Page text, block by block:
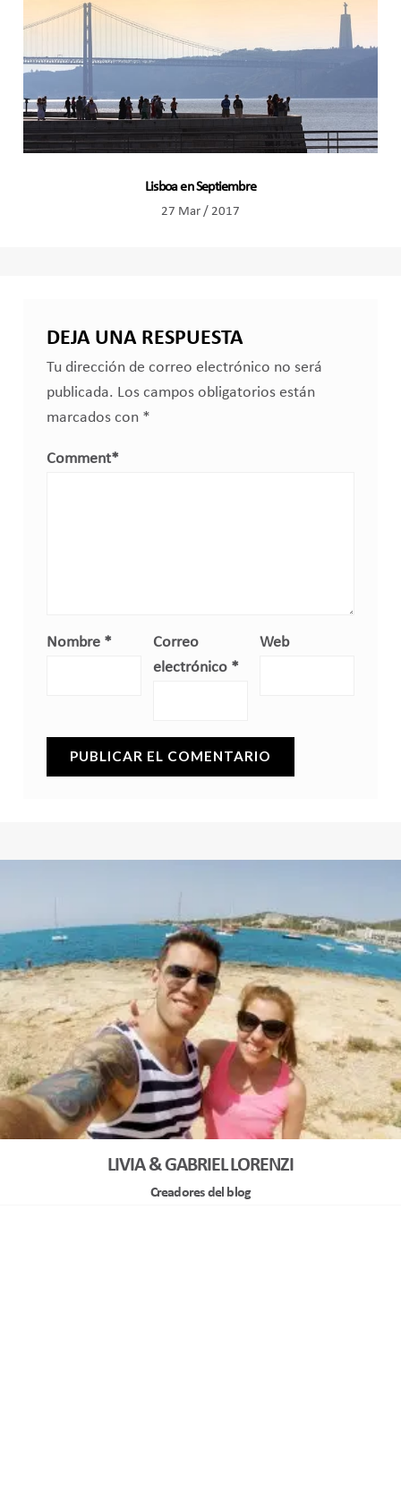
Lisboa en Septiembre
27 Mar / 2017
DEJA UNA RESPUESTA
Tu dirección de correo electrónico no será
publicada. Los campos obligatorios están
marcados con *
Comment*
Nombre *
Correo
electrónico *
Web
LIVIA & GABRIEL LORENZI
Creadores del blog